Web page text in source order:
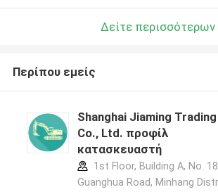
Δείτε περισσότερων
Περίπου εμείς
Shanghai Jiaming Trading
Co., Ltd. προφίλ
κατασκευαστή
1st Floor, Building A, No. 18
Guanghua Road, Minhang